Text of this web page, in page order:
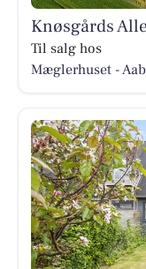
Knøsgårds
Til salg hos
Mæglerhuset -